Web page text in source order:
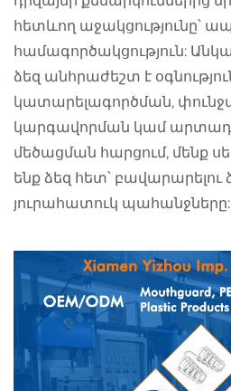
հետևող աջակցությունը՝
համագործակցություն:
ձեզ անհրաժեշտ է
կատարելագործման,
կարգավորման կամ
մեծացման հարցում, մենք
ենք ձեզ հետ՝ բավարարելու
յուրահատուկ պահանջները: